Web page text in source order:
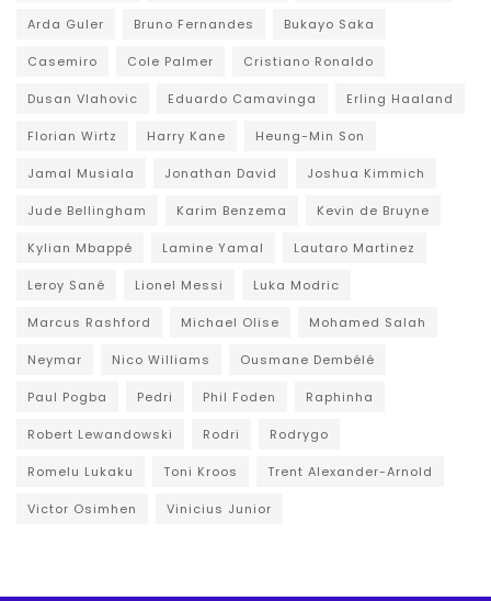
Arda Guler Bruno Fernandes Bukayo Saka
Casemiro Cole Palmer Cristiano Ronaldo
Dusan Vlahovic Eduardo Camavinga Erling Haaland
Florian Wirtz Harry Kane Heung-Min Son
Jamal Musiala Jonathan David Joshua Kimmich
Jude Bellingham Karim Benzema Kevin de Bruyne
Kylian Mbappé Lamine Yamal Lautaro Martinez
Leroy Sané Lionel Messi Luka Modric
Marcus Rashford Michael Olise Mohamed Salah
Neymar Nico Williams Ousmane Dembélé
Paul Pogba Pedri Phil Foden Raphinha
Robert Lewandowski Rodri Rodrygo
Romelu Lukaku Toni Kroos Trent Alexander-Arnold
Victor Osimhen Vinicius Junior